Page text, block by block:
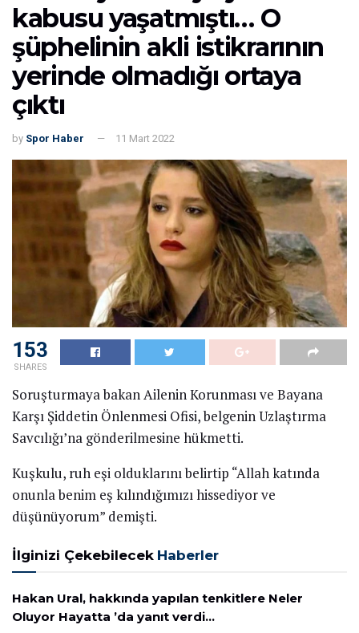
kabusu yaşatmıştı… O
şüphelinin akli istikrarının
yerinde olmadığı ortaya
çıktı
by Spor Haber 11 Mart 2022
153
SHARES
Soruşturmaya bakan Ailenin Korunması ve Bayana
Karşı Şiddetin Önlenmesi Ofisi, belgenin Uzlaştırma
Savcılığı’na gönderilmesine hükmetti.
Kuşkulu, ruh eşi olduklarını belirtip “Allah katında
onunla benim eş kılındığımızı hissediyor ve
düşünüyorum” demişti.
İlginizi Çekebilecek Haberler
Hakan Ural, hakkında yapılan tenkitlere Neler
Oluyor Hayatta ’da yanıt verdi…